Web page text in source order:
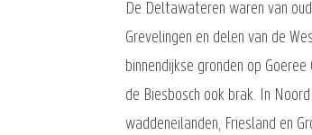
De Deltawateren waren van
Grevelingen en delen van de
binnendijkse gronden op
de Biesbosch ook brak. In
waddeneilanden, Friesland en